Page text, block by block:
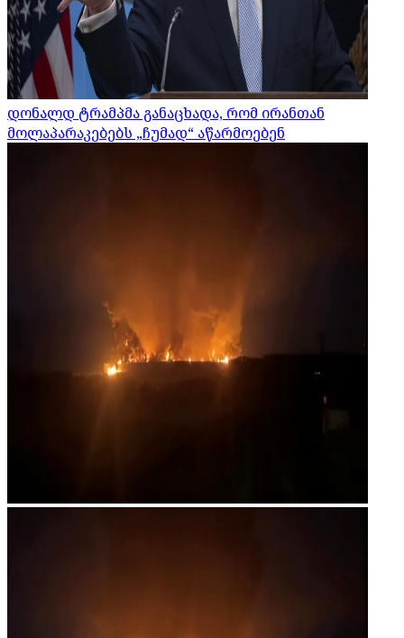
დონალდ ტრამპმა განაცხადა, რომ ირანთან
მოლაპარაკებებს „ჩუმად“ აწარმოებენ